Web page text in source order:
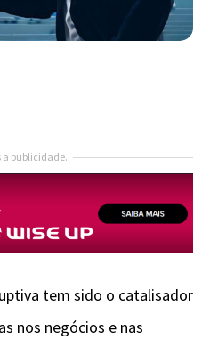
a publicidade..
tem sido o catalisador
nos negócios e nas